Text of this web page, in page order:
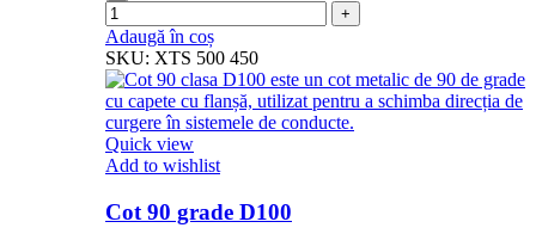
Adaugă în coș
SKU: XTS 500 450
Quick view
Add to wishlist
Cot 90 grade D100